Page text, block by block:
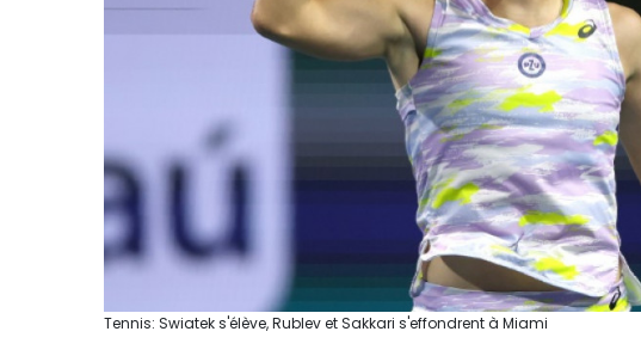
Tennis: Swiatek s'élève, Rublev et Sakkari s'effondrent à Miami